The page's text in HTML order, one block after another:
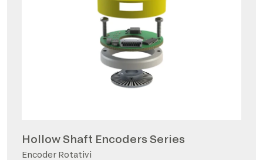
Hollow Shaft Encoders Series
Encoder Rotativi